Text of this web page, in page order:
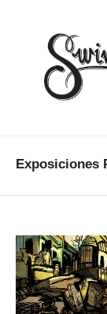
Exposiciones